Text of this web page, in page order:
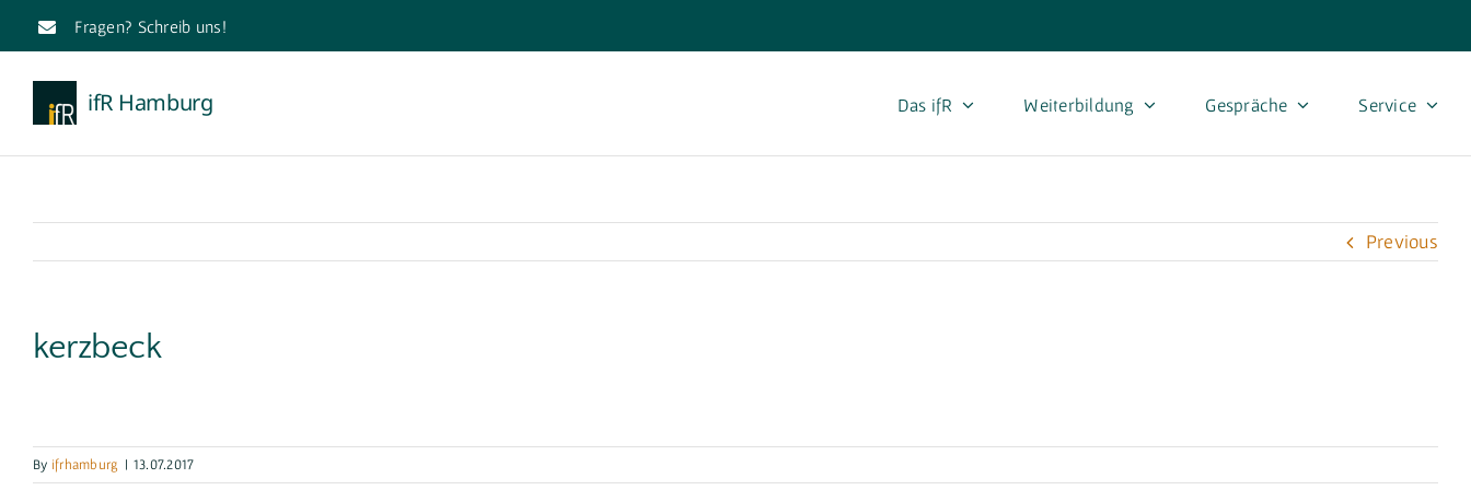
to
content
Fragen? Schreib uns!
ifR Hamburg Das ifR Weiterbildung Gespräche Service
Previous
kerzbeck
By ifrhamburg | 13.07.2017